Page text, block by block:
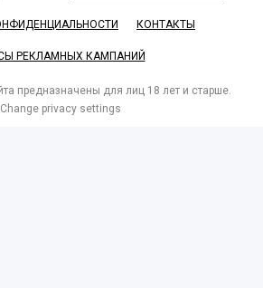
КОНТАКТЫ
РЕКЛАМНЫХ КАМПАНИЙ
предназначены для лиц 18 лет и старше.
Change privacy settings